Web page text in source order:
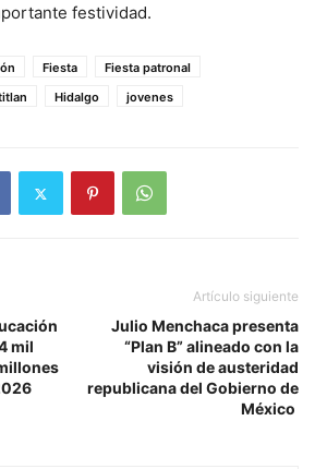
festividad.
Fiesta
Fiesta patronal
Hidalgo jovenes
mil
Artículo siguiente
Julio Menchaca presenta
“Plan B” alineado con la
visión de austeridad
republicana del Gobierno de
México